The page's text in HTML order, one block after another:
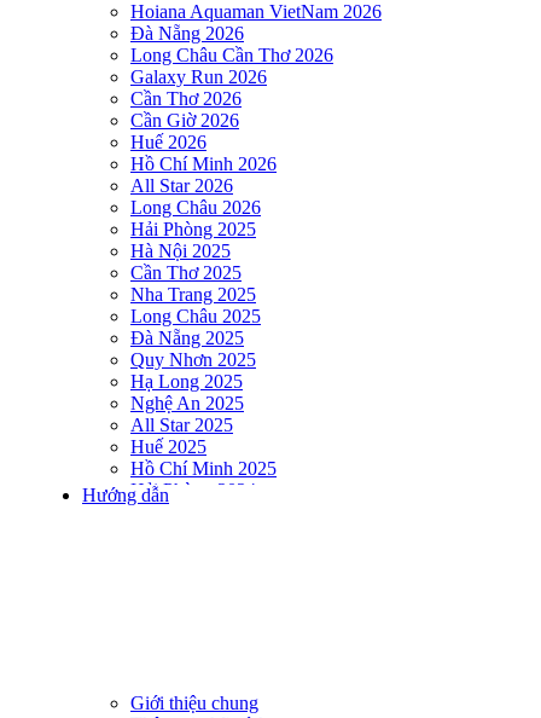
Hoiana Aquaman VietNam 2026
Đà Nẵng 2026
Long Châu Cần Thơ 2026
Galaxy Run 2026
Cần Thơ 2026
Cần Giờ 2026
Huế 2026
Hồ Chí Minh 2026
All Star 2026
Long Châu 2026
Hải Phòng 2025
Hà Nội 2025
Cần Thơ 2025
Nha Trang 2025
Long Châu 2025
Đà Nẵng 2025
Quy Nhơn 2025
Hạ Long 2025
Nghệ An 2025
All Star 2025
Huế 2025
Hồ Chí Minh 2025
Hải Phòng 2024
DNSE AQUAMAN VIETNAM 2024
DNSE AQUAMAN VIETNAM 2023
Hướng dẫn
Giới thiệu chung